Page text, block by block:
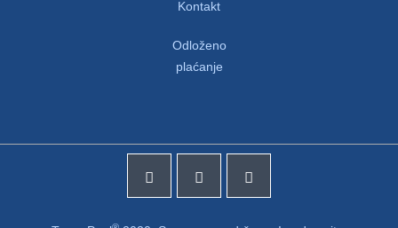
Kontakt
Odloženo
plaćanje